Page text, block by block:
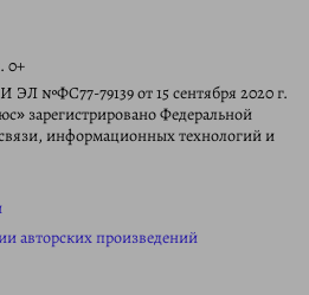
0+
№ФС77-79139 от 15 сентября 2020 г.
зарегистрировано Федеральной
информационных технологий и
авторских произведений